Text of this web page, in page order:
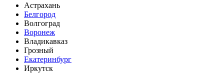
Астрахань
Белгород
Волгоград
Воронеж
Владикавказ
Грозный
Екатеринбург
Иркутск